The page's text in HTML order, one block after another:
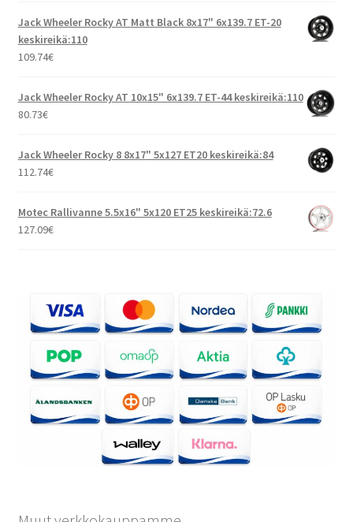
Jack Wheeler Rocky AT Matt Black 8x17" 6x139.7 ET-20
keskireikä:110
109.74€
Jack Wheeler Rocky AT 10x15" 6x139.7 ET-44 keskireikä:110
80.73€
Jack Wheeler Rocky 8 8x17" 5x127 ET20 keskireikä:84
112.74€
Motec Rallivanne 5.5x16" 5x120 ET25 keskireikä:72.6
127.09€